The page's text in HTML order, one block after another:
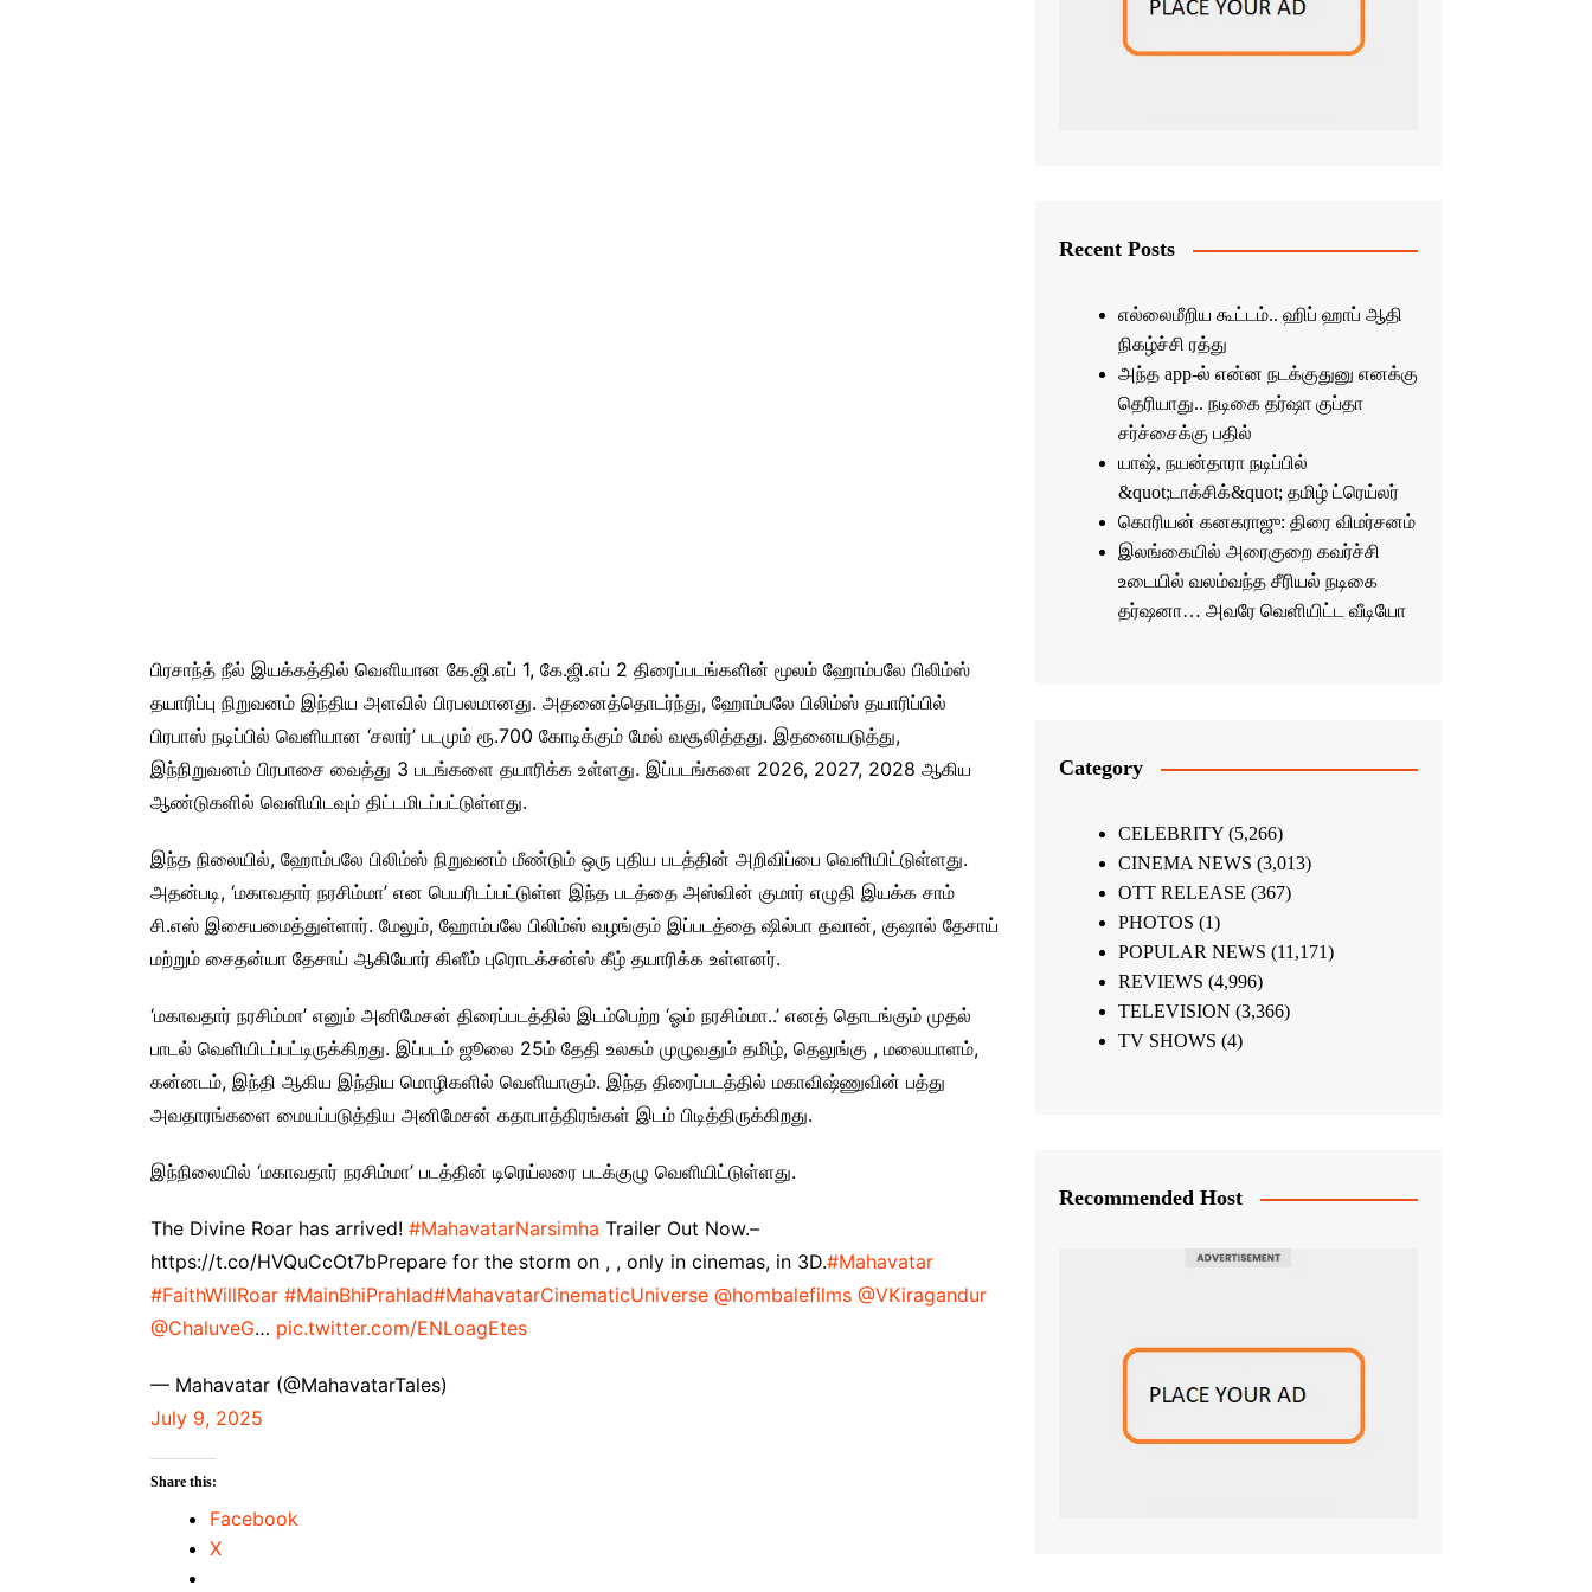
பிரசாந்த் நீல் இயக்கத்தில் வெளியான கே.ஜி.எப் 1, கே.ஜி.எப் 2 திரைப்படங்களின் மூலம் ஹோம்பலே பிலிம்ஸ்
தயாரிப்பு நிறுவனம் இந்திய அளவில் பிரபலமானது. அதனைத்தொடர்ந்து, ஹோம்பலே பிலிம்ஸ் தயாரிப்பில்
பிரபாஸ் நடிப்பில் வெளியான ‘சலார்’ படமும் ரூ.700 கோடிக்கும் மேல் வசூலித்தது. இதனையடுத்து,
இந்நிறுவனம் பிரபாசை வைத்து 3 படங்களை தயாரிக்க உள்ளது. இப்படங்களை 2026, 2027, 2028 ஆகிய
ஆண்டுகளில் வெளியிடவும் திட்டமிடப்பட்டுள்ளது.
இந்த நிலையில், ஹோம்பலே பிலிம்ஸ் நிறுவனம் மீண்டும் ஒரு புதிய படத்தின் அறிவிப்பை வெளியிட்டுள்ளது.
அதன்படி, ‘மகாவதார் நரசிம்மா’ என பெயரிடப்பட்டுள்ள இந்த படத்தை அஸ்வின் குமார் எழுதி இயக்க சாம்
சி.எஸ் இசையமைத்துள்ளார். மேலும், ஹோம்பலே பிலிம்ஸ் வழங்கும் இப்படத்தை ஷில்பா தவான், குஷால் தேசாய்
மற்றும் சைதன்யா தேசாய் ஆகியோர் கிளீம் புரொடக்சன்ஸ் கீழ் தயாரிக்க உள்ளனர்.
‘மகாவதார் நரசிம்மா’ எனும் அனிமேசன் திரைப்படத்தில் இடம்பெற்ற ‘ஓம் நரசிம்மா..’ எனத் தொடங்கும் முதல்
பாடல் வெளியிடப்பட்டிருக்கிறது. இப்படம் ஜூலை 25ம் தேதி உலகம் முழுவதும் தமிழ், தெலுங்கு , மலையாளம்,
கன்னடம், இந்தி ஆகிய இந்திய மொழிகளில் வெளியாகும். இந்த திரைப்படத்தில் மகாவிஷ்ணுவின் பத்து
அவதாரங்களை மையப்படுத்திய அனிமேசன் கதாபாத்திரங்கள் இடம் பிடித்திருக்கிறது.
இந்நிலையில் ‘மகாவதார் நரசிம்மா’ படத்தின் டிரெய்லரை படக்குழு வெளியிட்டுள்ளது.
The Divine Roar has arrived! #MahavatarNarsimha Trailer Out Now.–
https://t.co/HVQuCcOt7bPrepare for the storm on , , only in cinemas, in 3D.#Mahavatar
#FaithWillRoar #MainBhiPrahlad#MahavatarCinematicUniverse @hombalefilms @VKiragandur
@ChaluveG… pic.twitter.com/ENLoagEtes
— Mahavatar (@MahavatarTales)
July 9, 2025
Share this:
Facebook
X
Recent Posts
எல்லைமீறிய கூட்டம்.. ஹிப் ஹாப் ஆதி
நிகழ்ச்சி ரத்து
அந்த app-ல் என்ன நடக்குதுனு எனக்கு
தெரியாது.. நடிகை தர்ஷா குப்தா
சர்ச்சைக்கு பதில்
யாஷ், நயன்தாரா நடிப்பில்
&quot;டாக்சிக்&quot; தமிழ் ட்ரெய்லர்
கொரியன் கனகராஜு: திரை விமர்சனம்
இலங்கையில் அரைகுறை கவர்ச்சி
உடையில் வலம்வந்த சீரியல் நடிகை
தர்ஷனா… அவரே வெளியிட்ட வீடியோ
Category
CELEBRITY(5,266)
CINEMA NEWS (3,013)
OTT RELEASE (367)
PHOTOS (1)
POPULAR NEWS (11,171)
REVIEWS (4,996)
TELEVISION (3,366)
TV SHOWS (4)
Recommended Host